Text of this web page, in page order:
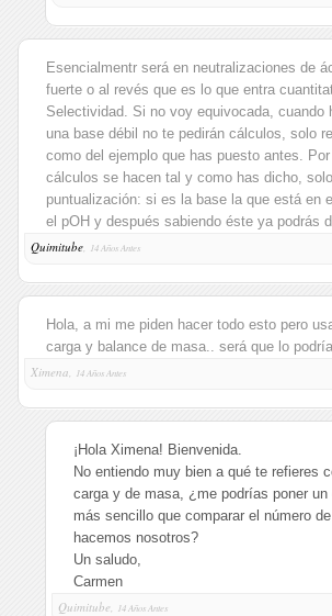
Esencialmentr será en neutralizaciones de
fuerte o al revés que es lo que entra
Selectividad. Si no voy equivocada, cuando
una base débil no te pedirán cálculos, solo
como del ejemplo que has puesto antes.
cálculos se hacen tal y como has dicho,
puntualización: si es la base la que está en
el pOH y después sabiendo éste ya podrás
Quimitube, 14 Años Antes
Hola, a mi me piden hacer todo esto pero
carga y balance de masa.. será que lo
Ximena,
14 Años Antes
¡Hola Ximena! Bienvenida.
No entiendo muy bien a qué te refieres
carga y de masa, ¿me podrías poner un
más sencillo que comparar el número
hacemos nosotros?
Un saludo,
Carmen
Quimitube,
14 Años Antes